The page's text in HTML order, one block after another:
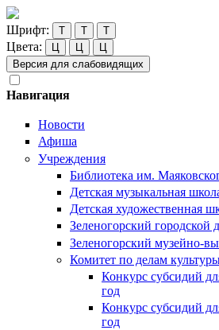
Шрифт: Т Т Т
Цвета: Ц Ц
Ц
Версия для слабовидящих
Навигация
Новости
Афиша
Учреждения
Библиотека им.
Детская музыкальная
Детская художественная
Зеленогорский городской
Зеленогорский музейно-
Комитет по делам
Конкурс субсидий
год
Конкурс субсидий
год